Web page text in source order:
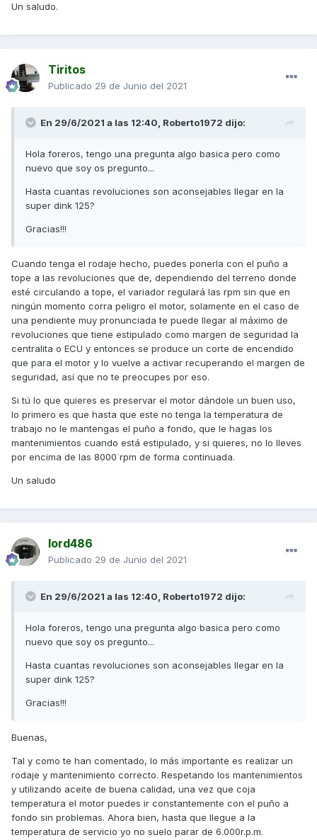
Un saludo.
Tiritos
Publicado 29 de Junio del 2021
En 29/6/2021 a las 12:40, Roberto1972 dijo:
Hola foreros, tengo una pregunta algo basica pero como
nuevo que soy os pregunto...
Hasta cuantas revoluciones son aconsejables llegar en la
super dink 125?
Gracias!!!
Cuando tenga el rodaje hecho, puedes ponerla con el puño a
tope a las revoluciones que de, dependiendo del terreno donde
esté circulando a tope, el variador regulará las rpm sin que en
ningún momento corra peligro el motor, solamente en el caso de
una pendiente muy pronunciada te puede llegar al máximo de
revoluciones que tiene estipulado como margen de seguridad la
centralita o ECU y entonces se produce un corte de encendido
que para el motor y lo vuelve a activar recuperando el margen de
seguridad, así que no te preocupes por eso.
Si tú lo que quieres es preservar el motor dándole un buen uso,
lo primero es que hasta que este no tenga la temperatura de
trabajo no le mantengas el puño a fondo, que le hagas los
mantenimientos cuando está estipulado, y si quieres, no lo lleves
por encima de las 8000 rpm de forma continuada.
Un saludo
lord486
Publicado 29 de Junio del 2021
En 29/6/2021 a las 12:40, Roberto1972 dijo:
Hola foreros, tengo una pregunta algo basica pero como
nuevo que soy os pregunto...
Hasta cuantas revoluciones son aconsejables llegar en la
super dink 125?
Gracias!!!
Buenas,
Tal y como te han comentado, lo más importante es realizar un
rodaje y mantenimiento correcto. Respetando los mantenimientos
y utilizando aceite de buena calidad, una vez que coja
temperatura el motor puedes ir constantemente con el puño a
fondo sin problemas. Ahora bien, hasta que llegue a la
temperatura de servicio yo no suelo parar de 6.000r.p.m.